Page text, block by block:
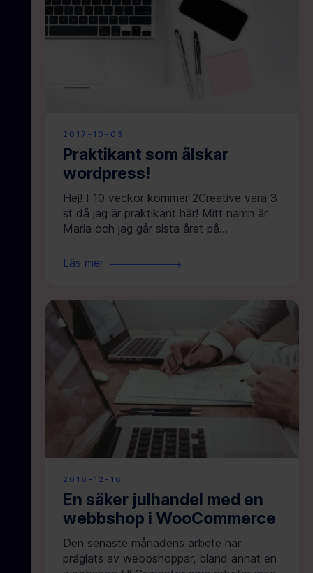
2017-10-03
Praktikant som älskar
wordpress!
Hej! I 10 veckor kommer 2Creative vara 3
st då jag är praktikant här! Mitt namn är
Maria och jag går sista året på...
Läs mer
2016-12-16
En säker julhandel med en
webbshop i WooCommerce
Den senaste månadens arbete har
präglats av webbshoppar, bland annat en